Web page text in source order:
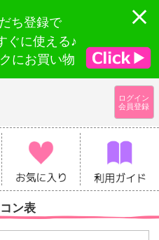
ち登録で
ぐに使える♪
にお買い物
ログイン
会員登録
ン表